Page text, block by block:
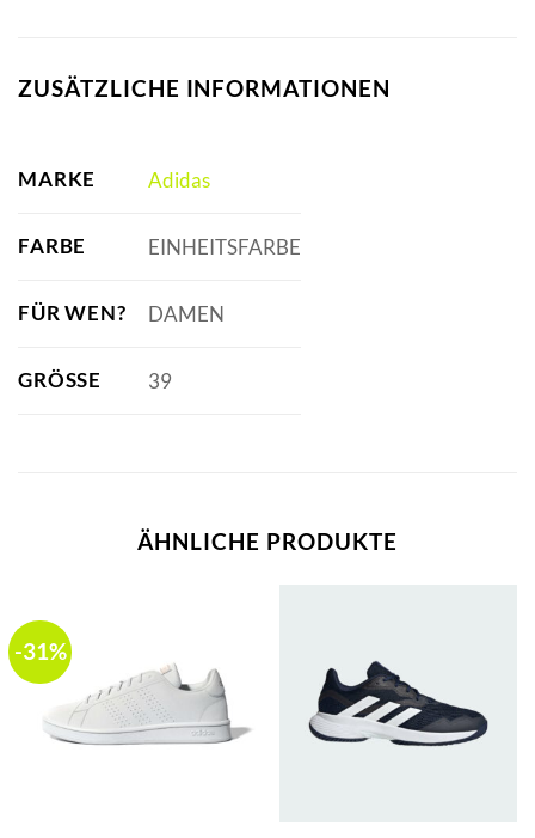
ZUSÄTZLICHE INFORMATIONEN
MARKE Adidas
FARBE EINHEITSFARBE
FÜR WEN? DAMEN
GRÖSSE 39
ÄHNLICHE PRODUKTE
-31%